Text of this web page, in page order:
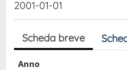
2001-01-01
Scheda breve
Anno